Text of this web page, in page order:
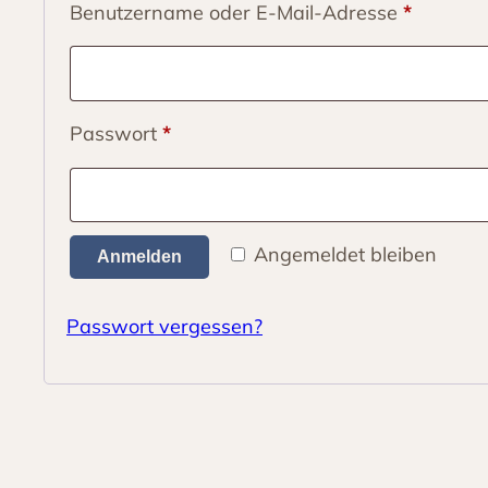
Benutzername oder E-Mail-Adresse *
Passwort *Erforderlich
Angemeldet bleiben
Anmelden
Passwort vergessen?